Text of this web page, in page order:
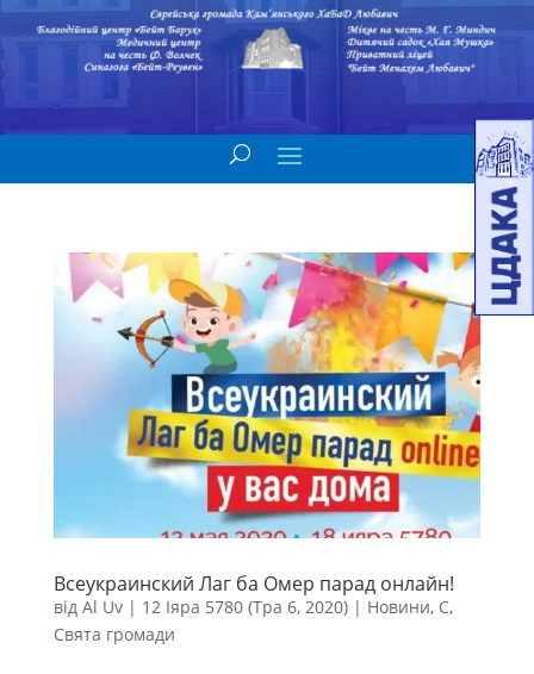
Всеукраинский Лаг ба Омер парад онлайн!
від Al Uv| 12 Іяра 5780 (Тра 6, 2020)| Новини, С,
Свята громади